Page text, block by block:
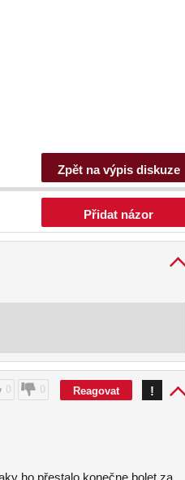
Zpět na výpis diskuze
Přidat názor
0 0 Reagovat !
ho přestalo konečne bolet za